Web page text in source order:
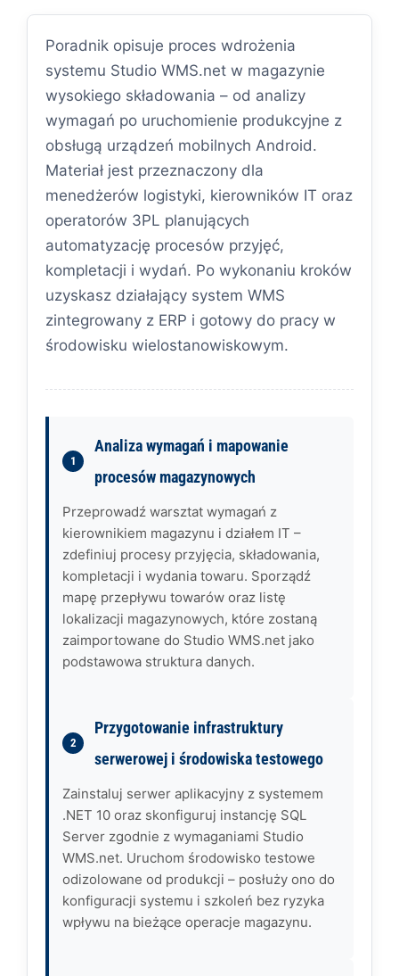
Poradnik opisuje proces wdrożenia
systemu Studio WMS.net w magazynie
wysokiego składowania – od analizy
wymagań po uruchomienie produkcyjne z
obsługą urządzeń mobilnych Android.
Materiał jest przeznaczony dla
menedżerów logistyki, kierowników IT oraz
operatorów 3PL planujących
automatyzację procesów przyjęć,
kompletacji i wydań. Po wykonaniu kroków
uzyskasz działający system WMS
zintegrowany z ERP i gotowy do pracy w
środowisku wielostanowiskowym.
Analiza wymagań i mapowanie
procesów magazynowych
Przeprowadź warsztat wymagań z
kierownikiem magazynu i działem IT –
zdefiniuj procesy przyjęcia, składowania,
kompletacji i wydania towaru. Sporządź
mapę przepływu towarów oraz listę
lokalizacji magazynowych, które zostaną
zaimportowane do Studio WMS.net jako
podstawowa struktura danych.
Przygotowanie infrastruktury
serwerowej i środowiska testowego
Zainstaluj serwer aplikacyjny z systemem
.NET 10 oraz skonfiguruj instancję SQL
Server zgodnie z wymaganiami Studio
WMS.net. Uruchom środowisko testowe
odizolowane od produkcji – posłuży ono do
konfiguracji systemu i szkoleń bez ryzyka
wpływu na bieżące operacje magazynu.